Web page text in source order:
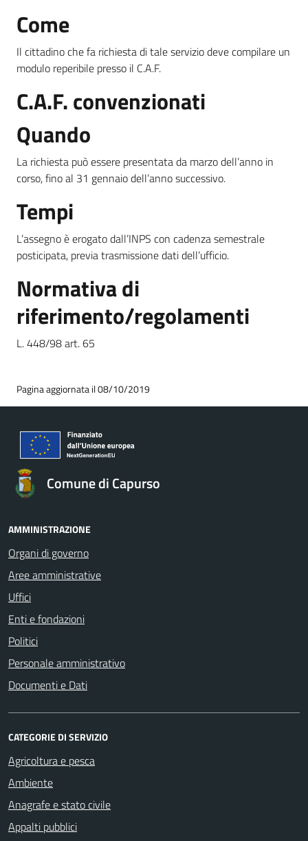
Come
Il cittadino che fa richiesta di tale servizio deve compilare un
modulo reperibile presso il C.A.F.
C.A.F. convenzionati
Quando
La richiesta può essere presentata da marzo dell’anno in
corso, fino al 31 gennaio dell’anno successivo.
Tempi
L’assegno è erogato dall’INPS con cadenza semestrale
posticipata, previa trasmissione dati dell’ufficio.
Normativa di
riferimento/regolamenti
L. 448/98 art. 65
Pagina aggiornata il 08/10/2019
Comune di Capurso
AMMINISTRAZIONE
Organi di governo
Aree amministrative
Uffici
Enti e fondazioni
Politici
Personale amministrativo
Documenti e Dati
CATEGORIE DI SERVIZIO
Agricoltura e pesca
Ambiente
Anagrafe e stato civile
Appalti pubblici